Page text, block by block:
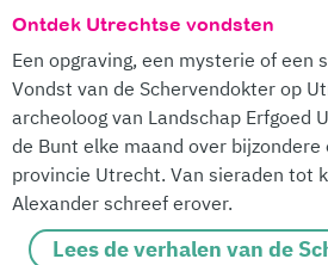
Ontdek Utrechtse vondsten
Een opgraving, een mysterie of een
Vondst van de Schervendokter op
archeoloog van Landschap Erfgoed
de Bunt elke maand over
provincie Utrecht. Van sieraden tot
Alexander schreef erover.
Lees de verhalen van de